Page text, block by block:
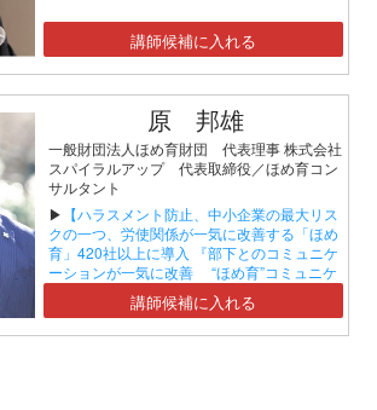
講師候補に入れる
原 邦雄
一般財団法人ほめ育財団 代表理事 株式会社
スパイラルアップ 代表取締役／ほめ育コン
サルタント
▶ 【ハラスメント防止、中小企業の最大リス
クの一つ、労使関係が一気に改善する「ほめ
育」420社以上に導入 『部下とのコミュニケ
ーションが一気に改善 “ほめ育”コミュニケ
ーションセミナー』】講師候補に入れる